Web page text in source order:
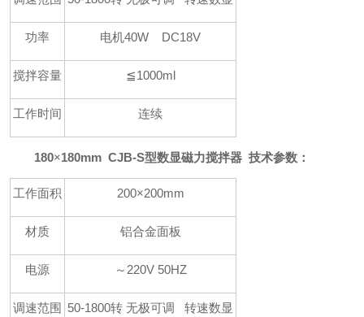
功率 电机40W DC18V
搅拌容量 ≦1000ml
工作时间 连续
180×180mm CJB-S型数显磁力搅拌器 技术参数：
工作面积 200×200mm
材质 铝合金面板
电源 ～220V 50HZ
调速范围 50-1800转 无极可调 转速数显